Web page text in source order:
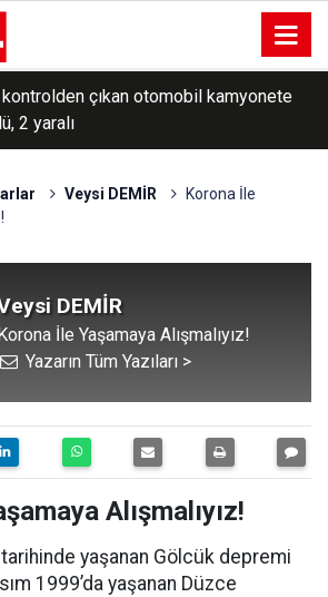
heyeti, Tarsus'ta muhtarları ve mahalle
etti
Veysi DEMİR
Korona İle
DEMİR
İle Yaşamaya Alışmalıyız!
Yazarın Tüm Yazıları >
Alışmalıyız!
yaşanan Gölcük depremi
1999’da yaşanan Düzce